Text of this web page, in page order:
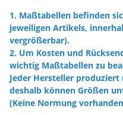
1. Maßtabellen befinden
jeweiligen Artikels,
vergrößerbar).
2. Um Kosten und
wichtig Maßtabellen zu
Jeder Hersteller produziert
deshalb können Größen
(Keine Normung